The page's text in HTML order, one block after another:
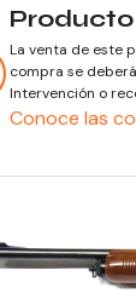
La venta de este
compra se
Intervención o
Conoce las